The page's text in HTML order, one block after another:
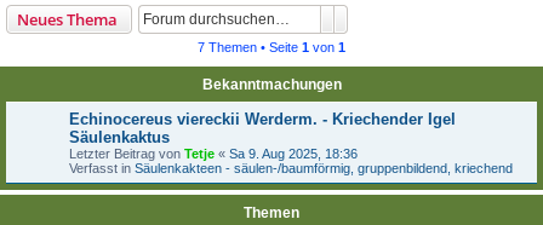
Neues Thema
7 Themen • Seite 1 von 1
Bekanntmachungen
Echinocereus viereckii Werderm. - Kriechender Igel
Säulenkaktus
Letzter Beitrag von Tetje « Sa 9. Aug 2025, 18:36
Verfasst in Säulenkakteen - säulen-/baumförmig, gruppenbildend, kriechend
Themen